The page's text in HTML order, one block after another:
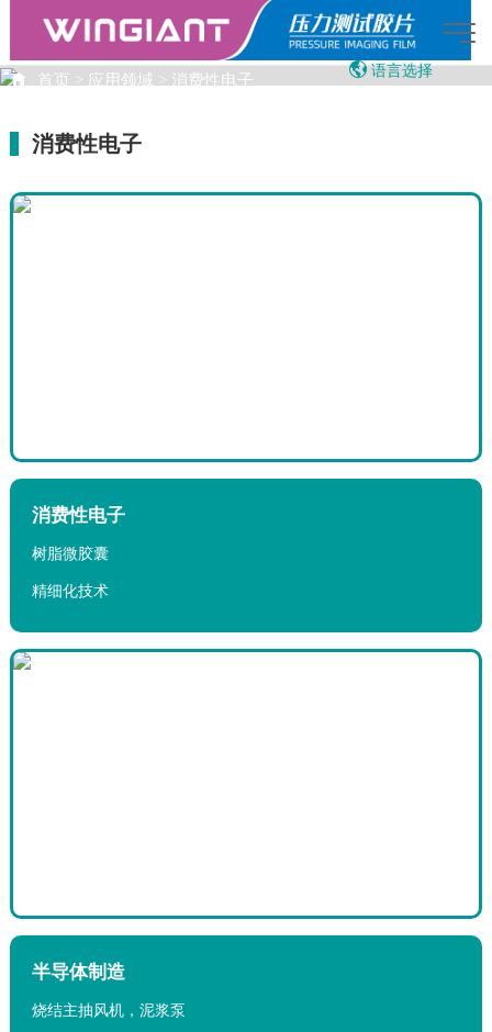
语言选择
首页 > 应用领域 > 消费性电子
应用领域
消费性电子
消费性电子
树脂微胶囊
精细化技术
半导体制造
烧结主抽风机，泥浆泵